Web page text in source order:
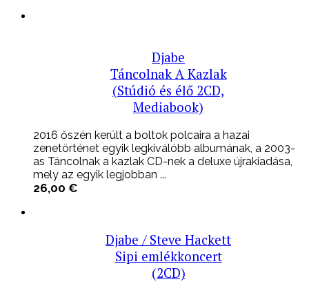
Djabe
Táncolnak A Kazlak
(Stúdió és élő 2CD,
Mediabook)
2016 őszén került a boltok polcaira a hazai
zenetörténet egyik legkiválóbb albumának, a 2003-
as Táncolnak a kazlak CD-nek a deluxe újrakiadása,
mely az egyik legjobban ...
26,00 €
Djabe / Steve Hackett
Sipi emlékkoncert
(2CD)